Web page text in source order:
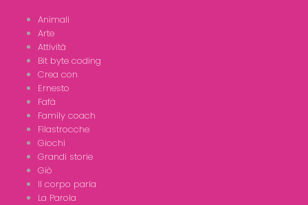
Animali
Arte
Attività
Bit byte coding
Crea con
Ernesto
Fafà
Family coach
Filastrocche
Giochi
Grandi storie
Giò
Il corpo parla
La Parola